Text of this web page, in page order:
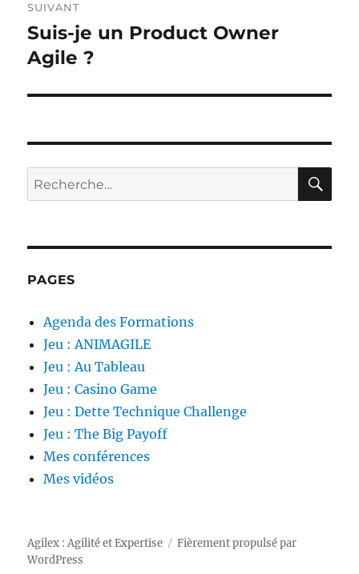
SUIVANT
Publication
suivante :
Suis-je un Product Owner
Agile ?
Recherche
pour :
PAGES
Agenda des Formations
Jeu : ANIMAGILE
Jeu : Au Tableau
Jeu : Casino Game
Jeu : Dette Technique Challenge
Jeu : The Big Payoff
Mes conférences
Mes vidéos
Agilex : Agilité et Expertise
Fièrement propulsé par
WordPress